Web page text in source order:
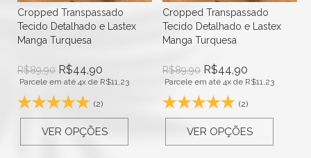
Cropped Transpassado
Tecido Detalhado e Lastex
Manga Turquesa
R$89,90 R$44,90
Parcele em até 4x de R$11,23
(2)
VER OPÇÕES
Cropped Transpassado
Tecido Detalhado e Lastex
Manga Turquesa
R$89,90 R$44,90
Parcele em até 4x de R$11,23
(2)
VER OPÇÕES